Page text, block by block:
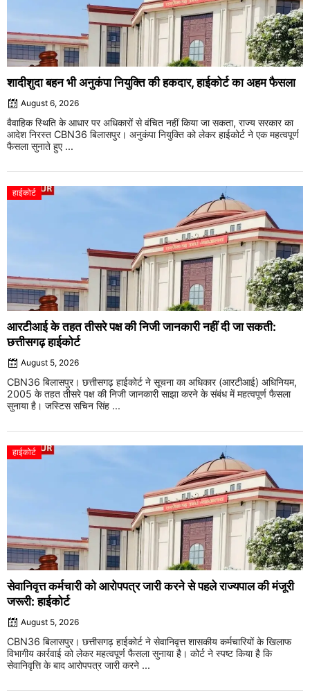
शादीशुदा बहन भी अनुकंपा नियुक्ति की हकदार, हाईकोर्ट का अहम फैसला
August 6, 2026
वैवाहिक स्थिति के आधार पर अधिकारों से वंचित नहीं किया जा सकता, राज्य सरकार का
आदेश निरस्त CBN36 बिलासपुर। अनुकंपा नियुक्ति को लेकर हाईकोर्ट ने एक महत्वपूर्ण
फैसला सुनाते हुए ...
हाईकोर्ट
आरटीआई के तहत तीसरे पक्ष की निजी जानकारी नहीं दी जा सकती:
छत्तीसगढ़ हाईकोर्ट
August 5, 2026
CBN36 बिलासपुर। छत्तीसगढ़ हाईकोर्ट ने सूचना का अधिकार (आरटीआई) अधिनियम,
2005 के तहत तीसरे पक्ष की निजी जानकारी साझा करने के संबंध में महत्वपूर्ण फैसला
सुनाया है। जस्टिस सचिन सिंह ...
हाईकोर्ट
सेवानिवृत्त कर्मचारी को आरोपपत्र जारी करने से पहले राज्यपाल की मंजूरी
जरूरी: हाईकोर्ट
August 5, 2026
CBN36 बिलासपुर। छत्तीसगढ़ हाईकोर्ट ने सेवानिवृत्त शासकीय कर्मचारियों के खिलाफ
विभागीय कार्रवाई को लेकर महत्वपूर्ण फैसला सुनाया है। कोर्ट ने स्पष्ट किया है कि
सेवानिवृत्ति के बाद आरोपपत्र जारी करने ...